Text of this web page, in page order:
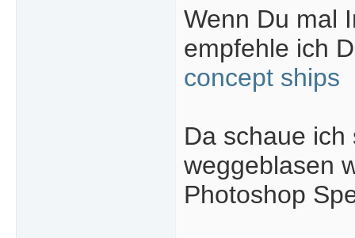
Wenn Du mal
empfehle ich
concept ships
Da schaue
weggeblasen
Photoshop